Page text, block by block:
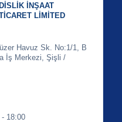
İNŞAAT
LİMİTED
Havuz Sk. No:1/1, B
İş Merkezi, Şişli /
18:00